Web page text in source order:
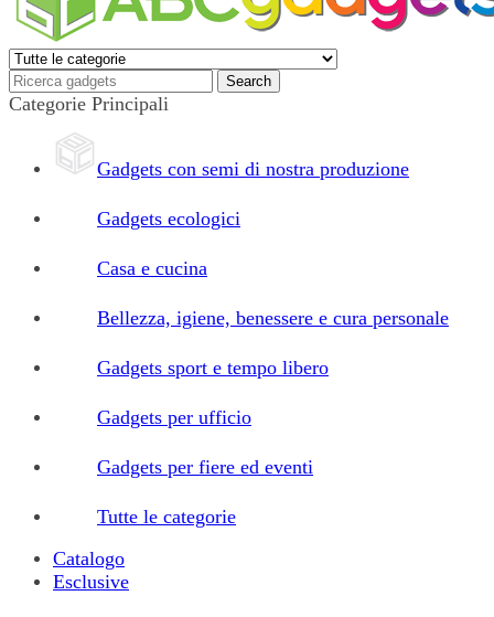
Categorie Principali
Gadgets con semi di nostra produzione
Gadgets ecologici
Casa e cucina
Bellezza, igiene, benessere e cura personale
Gadgets sport e tempo libero
Gadgets per ufficio
Gadgets per fiere ed eventi
Tutte le categorie
Catalogo
Esclusive